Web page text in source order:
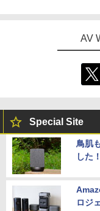
AV
Special Site
鳥肌
した！
ロジ